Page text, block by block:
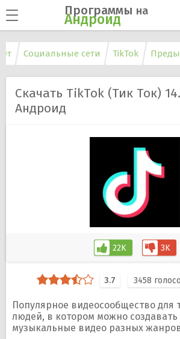
Программы на
Андроид
Социальные сети TikTok
Скачать TikTok (Тик Ток)
Андроид
22K 3K
3.7 3458
Популярное видеосообщество для
людей, в котором можно создавать
музыкальные видео разных